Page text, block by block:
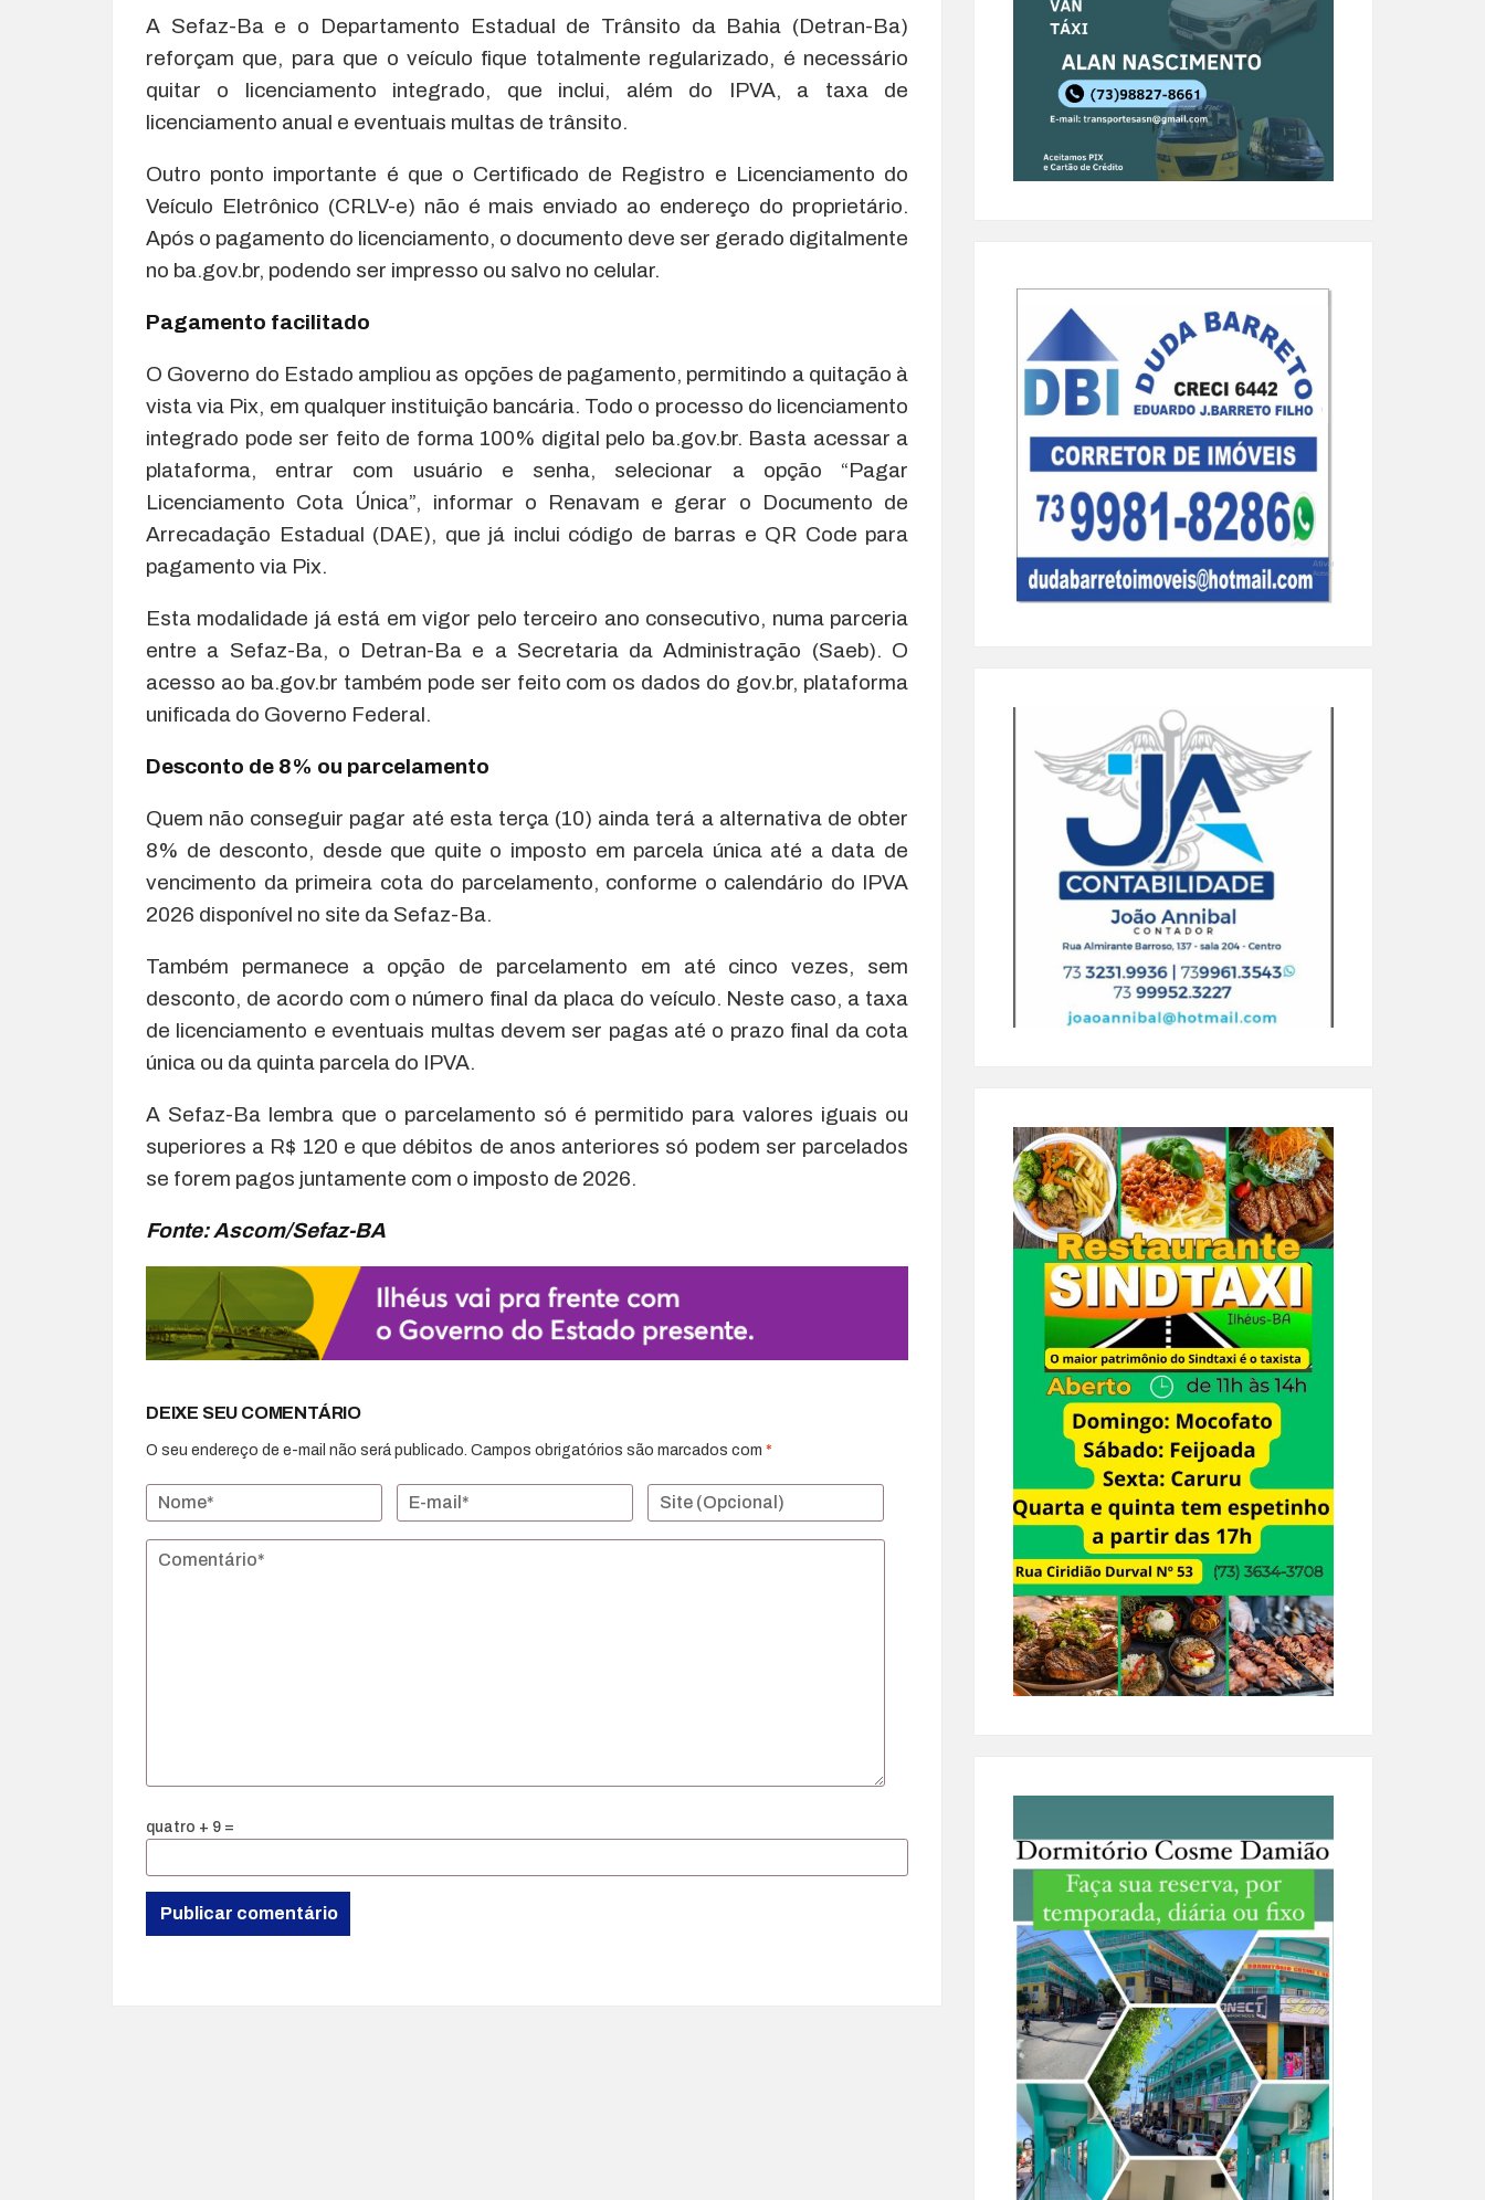
A Sefaz-Ba e o Departamento Estadual de Trânsito da Bahia (Detran-Ba)
reforçam que, para que o veículo fique totalmente regularizado, é necessário
quitar o licenciamento integrado, que inclui, além do IPVA, a taxa de
licenciamento anual e eventuais multas de trânsito.
Outro ponto importante é que o Certificado de Registro e Licenciamento do
Veículo Eletrônico (CRLV-e) não é mais enviado ao endereço do proprietário.
Após o pagamento do licenciamento, o documento deve ser gerado digitalmente
no ba.gov.br, podendo ser impresso ou salvo no celular.
Pagamento facilitado
O Governo do Estado ampliou as opções de pagamento, permitindo a quitação à
vista via Pix, em qualquer instituição bancária. Todo o processo do licenciamento
integrado pode ser feito de forma 100% digital pelo ba.gov.br. Basta acessar a
plataforma, entrar com usuário e senha, selecionar a opção “Pagar
Licenciamento Cota Única”, informar o Renavam e gerar o Documento de
Arrecadação Estadual (DAE), que já inclui código de barras e QR Code para
pagamento via Pix.
Esta modalidade já está em vigor pelo terceiro ano consecutivo, numa parceria
entre a Sefaz-Ba, o Detran-Ba e a Secretaria da Administração (Saeb). O
acesso ao ba.gov.br também pode ser feito com os dados do gov.br, plataforma
unificada do Governo Federal.
Desconto de 8% ou parcelamento
Quem não conseguir pagar até esta terça (10) ainda terá a alternativa de obter
8% de desconto, desde que quite o imposto em parcela única até a data de
vencimento da primeira cota do parcelamento, conforme o calendário do IPVA
2026 disponível no site da Sefaz-Ba.
Também permanece a opção de parcelamento em até cinco vezes, sem
desconto, de acordo com o número final da placa do veículo. Neste caso, a taxa
de licenciamento e eventuais multas devem ser pagas até o prazo final da cota
única ou da quinta parcela do IPVA.
A Sefaz-Ba lembra que o parcelamento só é permitido para valores iguais ou
superiores a R$ 120 e que débitos de anos anteriores só podem ser parcelados
se forem pagos juntamente com o imposto de 2026.
Fonte: Ascom/Sefaz-BA
DEIXE SEU COMENTÁRIO
O seu endereço de e-mail não será publicado. Campos obrigatórios são marcados com *
quatro + 9 =